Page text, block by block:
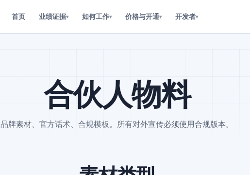
首页 业绩证据▾ 如何工作▾ 价格与开通▾ 开发者▾
合伙人物料
品牌素材、官方话术、合规模板。所有对外宣传必须使用合规版本。